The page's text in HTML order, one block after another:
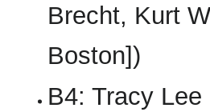
Brecht, Kurt
Boston])
B4: Tracy